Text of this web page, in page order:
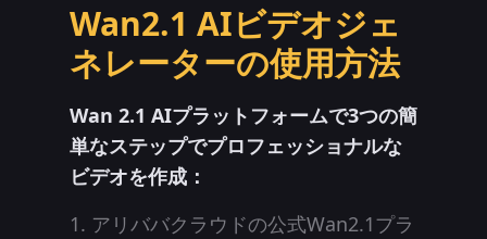
Wan2.1 AIビデオジェ
ネレーターの使用方法
Wan 2.1 AIプラットフォームで3つの簡
単なステップでプロフェッショナルな
ビデオを作成：
アリババクラウドの公式Wan2.1プラ